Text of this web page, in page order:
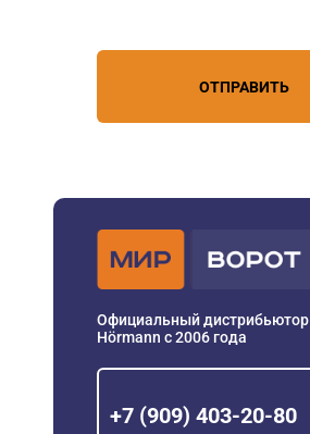
ОТПРАВИТЬ
Официальный дистрибьютор
Hörmann с 2006 года
+7 (909) 403-20-80